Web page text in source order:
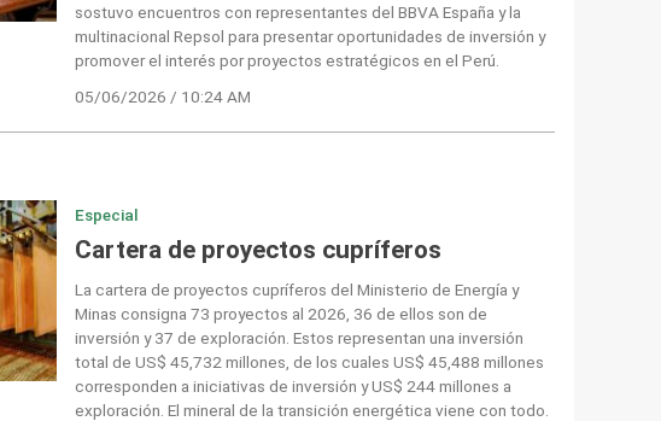
sostuvo encuentros con representantes del BBVA España y la
multinacional Repsol para presentar oportunidades de inversión y
promover el interés por proyectos estratégicos en el Perú.
05/06/2026 / 10:24 AM
Especial
Cartera de proyectos cupríferos
La cartera de proyectos cupríferos del Ministerio de Energía y
Minas consigna 73 proyectos al 2026, 36 de ellos son de
inversión y 37 de exploración. Estos representan una inversión
total de US$ 45,732 millones, de los cuales US$ 45,488 millones
corresponden a iniciativas de inversión y US$ 244 millones a
exploración. El mineral de la transición energética viene con todo.